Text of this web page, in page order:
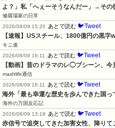
よ？」私「へぇーそうなんだー」→そ
修羅場家の日常
2026/08/09 15:20 あとで読む 🐦Tweet
【速報】USスチール、1800億円の黒
キニ速
2026/08/09 16:11 あとで読む 🐦Tweet
【動画】昔のドラマのレ◯プシーン、
mashlife通信
2026/08/09 16:11 あとで読む 🐦Tweet
海外「最も幸運な歴史を歩んできた国っ
海外の万国反応記
2026/08/09 13:19 あとで読む 🐦Tweet
赤信号で追突してきた加害女性、降り